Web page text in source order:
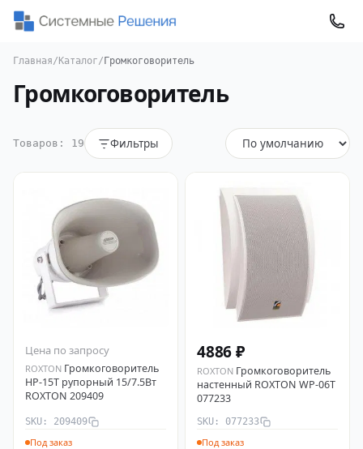
Главная/ Каталог/ Громкоговоритель
Громкоговоритель
Товаров: 19 Фильтры
Цена по запросу
ROXTON Громкоговоритель
HP-15T рупорный 15/7.5Вт
ROXTON 209409
SKU: 209409
Под заказ
4886 ₽
ROXTON Громкоговоритель
настенный ROXTON WP-06T
077233
SKU: 077233
Под заказ